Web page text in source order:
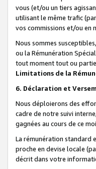
vous (et/ou un tiers
utilisant le même trafic
vos commissions et/ou en
Nous sommes
ou la Rémunération
tout moment tout ou
Limitations de la
6. Déclaration et
Nous déploierons des
cadre de notre suivi
gagnées au cours de ce
La rémunération standard
proche en devise locale
décrit dans votre